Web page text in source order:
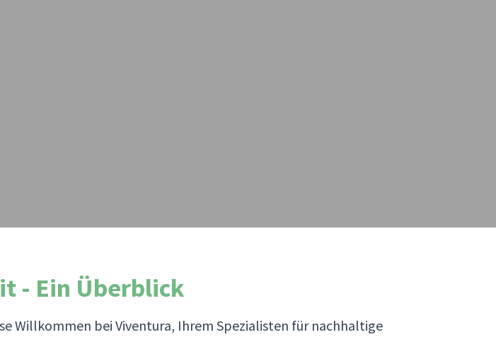
- Ein Überblick
Willkommen bei Viventura, Ihrem Spezialisten für nachhaltige